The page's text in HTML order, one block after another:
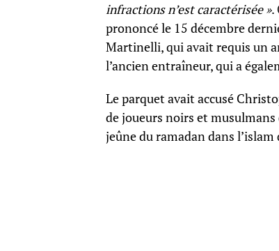
infractions n’est caractérisée ».
prononcé le 15 décembre
Martinelli, qui avait requis un
l’ancien entraîneur, qui a
Le parquet avait accusé
de joueurs noirs et
jeûne du ramadan dans